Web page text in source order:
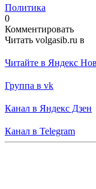
Политика
0
Комментировать
Читать volgasib.ru в
Читайте в Яндекс
Группа в vk
Канал в Яндекс Дзен
Канал в Telegram